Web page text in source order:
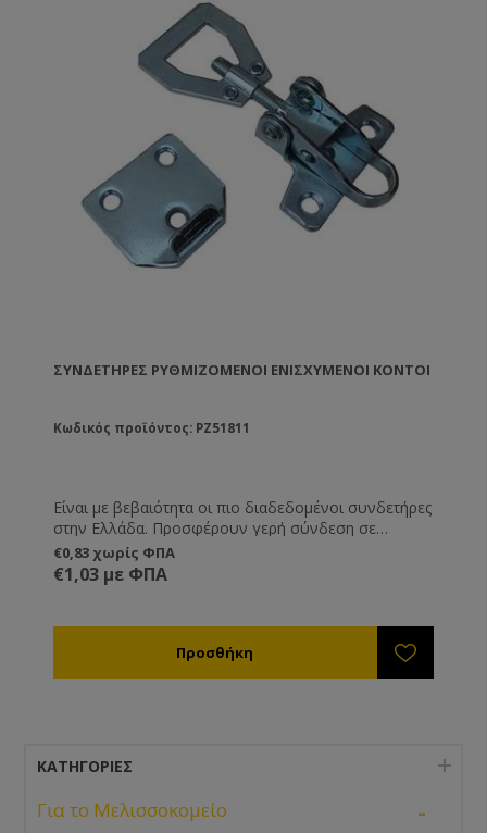
ΣΥΝΔΕΤΉΡΕΣ ΡΥΘΜΙΖΌΜΕΝΟΙ ΕΝΙΣΧΥΜΈΝΟΙ ΚΟΝΤΟΊ
Κωδικός προϊόντος: PZ51811
Είναι με βεβαιότητα οι πιο διαδεδομένοι συνδετήρες
στην Ελλάδα. Προσφέρουν γερή σύνδεση σε
πατώματα, βάσεις και καπάκι, ενώ ρυθμίζονται σε
ύψος. Κατασκευασμένοι από γαλβανισμένο
σίδερο.Ελληνικής κατασκευής .Ιδανικοί για του
€0,83 χωρίς ΦΠΑ
€1,03 με ΦΠΑ
ΚΑΤΗΓΟΡΊΕΣ
Για το Μελισσοκομείο -